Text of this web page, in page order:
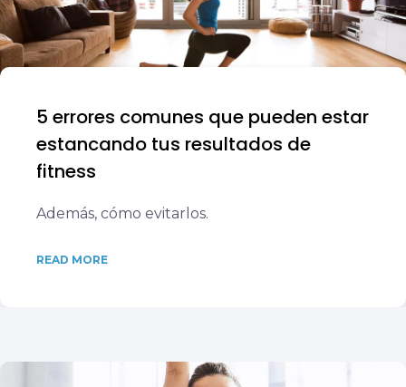
5 errores comunes que pueden estar
estancando tus resultados de
fitness
Además, cómo evitarlos.
READ MORE